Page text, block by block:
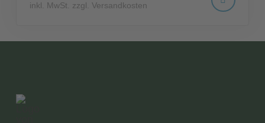
inkl. MwSt. zzgl. Versandkosten